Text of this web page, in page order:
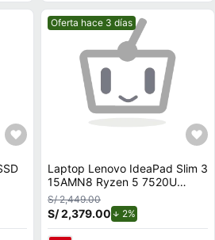
Mejor precio.
Oferta hace 3 días
Laptop Lenovo IdeaPad Slim 3
15AMN8 Ryzen 5 7520U
2.8HZ 16Gb Ram 512Gb SSD
15.6 Wind-82XQ00N6LM
S/ 2,449.00
S/ 2,379.00 2%